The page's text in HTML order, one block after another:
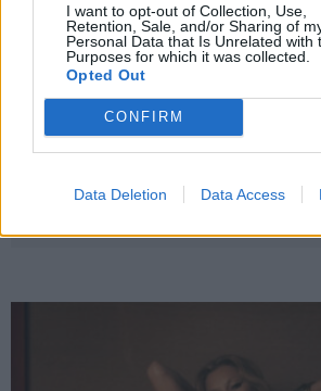
I want to opt-out of Collection, Use,
Retention, Sale, and/or Sharing of
Personal Data that Is Unrelated with
Purposes for which it was collected.
Opted Out
CONFIRM
Data Deletion Data Access